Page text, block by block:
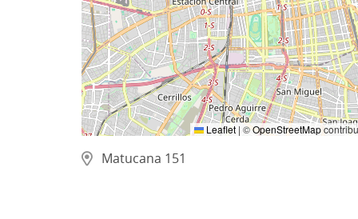
Leaflet | ©OpenStreetMap
Matucana 151